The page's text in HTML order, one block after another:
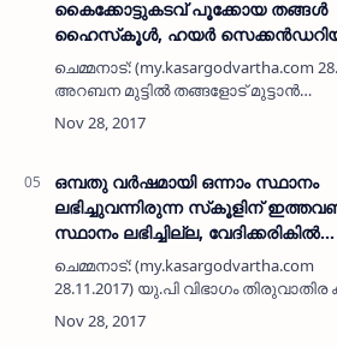
കൈക്കോട്ടുകടവ് പൂക്കോയ തങ്ങള്‍
ഹൈസ്‌കൂള്‍, ഹയര്‍
സൗത്ത് തൃക്കരിപ്പൂര്‍ ഗവ. എച്ച്
ഇത് ഏഴാമൂഴം
ചെമ്മനാട്: (my.kasargodvartha.com
അറബന മുട്ടില്‍ തങ്ങളോട് മുട്ടാന്‍
ആരുമില്ലെന്ന രീതിയിലായിരുന്നു
വിഭാഗവും ഹയര്‍ സെക്കന്‍ഡറി
ഒമ്പതു വര്‍ഷമായി ഒന്നാം സ്ഥാനം
ലഭിച്ചുവന്നിരുന്ന സ്‌കൂളിന്
സ്ഥാനം ലഭിച്ചില്ല, വേദിക്കരികില്‍
പൊട്ടിക്കരഞ്ഞ് വിദ്യാര്‍ത്ഥിനികള്‍,
കണ്ട് ഫലപ്രഖ്യാപനം
ചെമ്മനാട്: (my.kasargodvartha.com
28.11.2017) യു.പി വിഭാഗം തിരുവാതിര
ഫല പ്രഖ്യാപനം പുറത്തുവന്നതോടെ
വേദിക്കരികില്‍ വിദ്യാര്‍ത്ഥികളുടെയും